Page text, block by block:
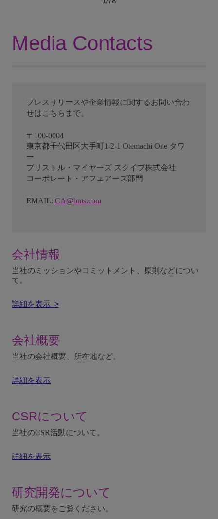
Media Contacts
プレスリリースや企業情報に関するお問い合わ
せはこちらまで。
〒100-0004
東京都千代田区大手町1-2-1 Otemachi One タワ
ー
ブリストル・マイヤーズ スクイブ株式会社
コーポレート・アフェアーズ部門
EMAIL: CA@bms.com
会社情報
当社のミッションやコミットメント、原則などについ
て。
詳細を表示 >
会社概要
当社の会社概要、所在地など。
詳細を表示
CSRについて
当社のCSR活動について。
詳細を表示
研究開発について
研究の概要をご覧ください。